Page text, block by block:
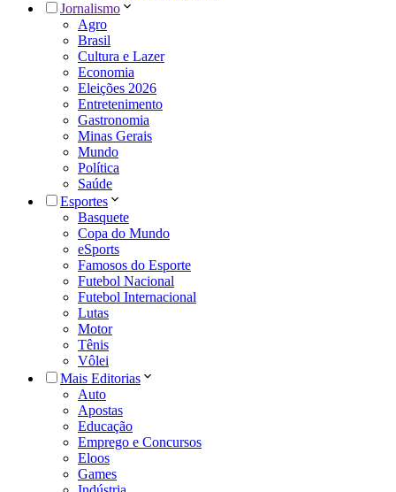
Jornalismo
Agro
Brasil
Cultura e Lazer
Economia
Eleições 2026
Entretenimento
Gastronomia
Minas Gerais
Mundo
Política
Saúde
Esportes
Basquete
Copa do Mundo
eSports
Famosos do Esporte
Futebol Nacional
Futebol Internacional
Lutas
Motor
Tênis
Vôlei
Mais Editorias
Auto
Apostas
Educação
Emprego e Concursos
Eloos
Games